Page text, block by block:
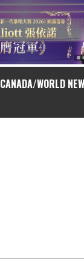
CANADA/WORLD